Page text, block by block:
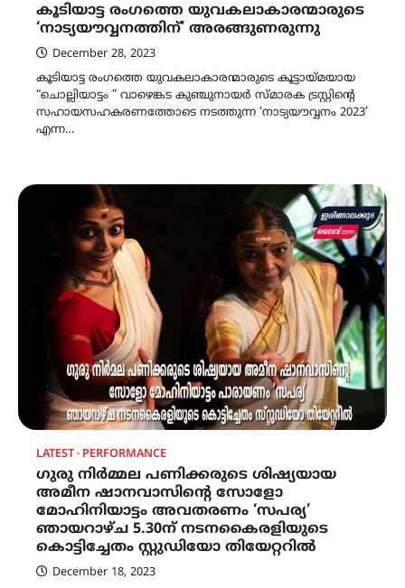
കൂടിയാട്ട രംഗത്തെ യുവകലാകാരന്മാരുടെ
‘നാട്യയൗവ്വനത്തിന്’ അരങ്ങുണരുന്നു
December 28, 2023
കൂടിയാട്ട രംഗത്തെ യുവകലാകാരന്മാരുടെ കൂട്ടായ്മയായ
“ചൊല്ലിയാട്ടം ” വാഴെങ്കട കുഞ്ചുനായർ സ്മാരക ട്രസ്റ്റിന്റെ
സഹായസഹകരണത്തോടെ നടത്തുന്ന ‘നാട്യയൗവ്വനം 2023’
എന്ന…
LATEST PERFORMANCE
ഗുരു നിർമ്മല പണിക്കരുടെ ശിഷ്യയായ
അമീന ഷാനവാസിന്റെ സോളോ
മോഹിനിയാട്ടം അവതരണം ‘സപര്യ’
ഞായറാഴ്ച 5.30ന് നടനകൈരളിയുടെ
കൊട്ടിച്ചേതം സ്റ്റുഡിയോ തിയേറ്ററിൽ
December 18, 2023